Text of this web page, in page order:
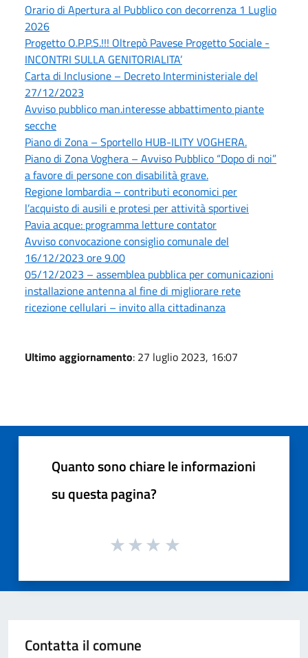
Orario di Apertura al Pubblico con decorrenza 1 Luglio
2026
Progetto O.P.P.S.!!! Oltrepò Pavese Progetto Sociale -
INCONTRI SULLA GENITORIALITA’
Carta di Inclusione – Decreto Interministeriale del
27/12/2023
Avviso pubblico man.interesse abbattimento piante
secche
Piano di Zona – Sportello HUB-ILITY VOGHERA.
Piano di Zona Voghera – Avviso Pubblico “Dopo di noi”
a favore di persone con disabilità grave.
Regione lombardia – contributi economici per
l’acquisto di ausili e protesi per attività sportivei
Pavia acque: programma letture contator
Avviso convocazione consiglio comunale del
16/12/2023 ore 9.00
05/12/2023 – assemblea pubblica per comunicazioni
installazione antenna al fine di migliorare rete
ricezione cellulari – invito alla cittadinanza
Ultimo aggiornamento: 27 luglio 2023, 16:07
Quanto sono chiare le informazioni
su questa pagina?
Contatta il comune